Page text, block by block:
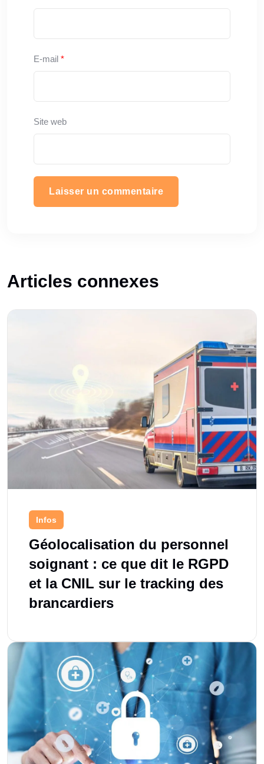
E-mail *
Site web
Articles connexes
Infos
Géolocalisation du personnel
soignant : ce que dit le RGPD
et la CNIL sur le tracking des
brancardiers